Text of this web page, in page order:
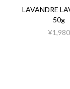
LAVANDRE
50g
¥1,980